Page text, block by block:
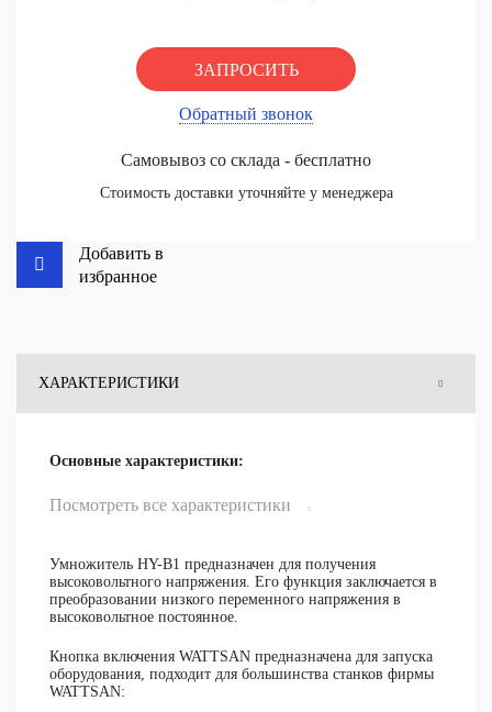
ЗАПРОСИТЬ
Обратный звонок
Самовывоз со склада - бесплатно
Стоимость доставки уточняйте у менеджера
Добавить в
избранное
ХАРАКТЕРИСТИКИ
ВОПРОСЫ
Основные характеристики:
Посмотреть все характеристики
Умножитель HY-B1 предназначен для получения
высоковольтного напряжения. Его функция заключается в
преобразовании низкого переменного напряжения в
высоковольтное постоянное.
Кнопка включения WATTSAN предназначена для запуска
оборудования, подходит для большинства станков фирмы
WATTSAN: